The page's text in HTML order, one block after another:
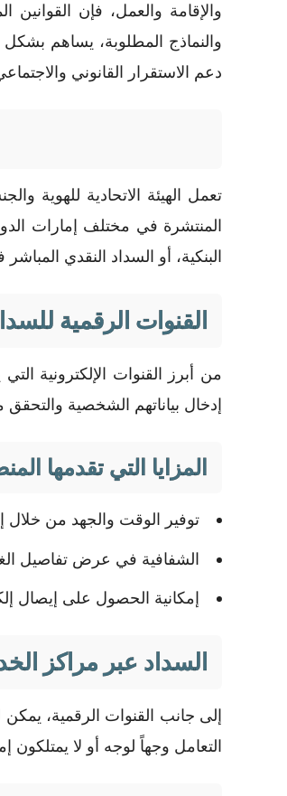
والإقامة والعمل، فإن
والنماذج المطلوبة، يساهم
دعم الاستقرار القانوني
تعمل الهيئة الاتحادية للهوية
المنتشرة في مختلف إمارات
البنكية، أو السداد النقدي
القنوات الرقمية
من أبرز القنوات الإلكترونية
إدخال بياناتهم الشخصية
المزايا التي تقدمها
توفير الوقت والجهد من خلال
الشفافية في عرض تفاصيل
إمكانية الحصول على إيصال
السداد عبر مراكز
إلى جانب القنوات الرقمية، يمكن
التعامل وجهاً لوجه أو لا يمتلكون